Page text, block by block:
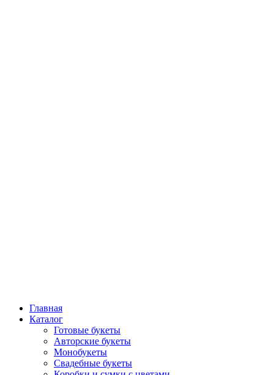
Главная
Каталог
Готовые букеты
Авторские букеты
Монобукеты
Свадебные букеты